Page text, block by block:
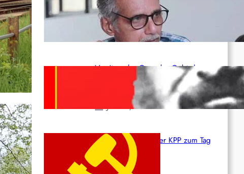
Indien: „Die Politik der
Kapitulation“ von K. Murali (Ajith)
Juli 1, 2026
Vorsitzender Gonzalo: Gebt das
Leben für die Partei und die
Juni 19, 2026
Beschluss des ZK der KPP zum Tag
des Heldentums
Juni 19, 2026